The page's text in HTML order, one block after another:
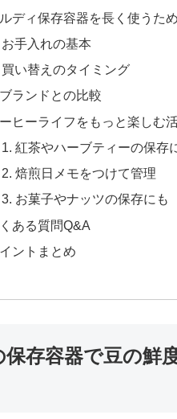
ディ保存容器を長く使うた
お手入れの基本
買い替えのタイミング
ランドとの比較
ヒーライフをもっと楽しむ
1. 紅茶やハーブティーの保存
2. 焙煎日メモをつけて管理
3. お菓子やナッツの保存にも
ある質問Q&A
ントまとめ
保存容器で豆の鮮